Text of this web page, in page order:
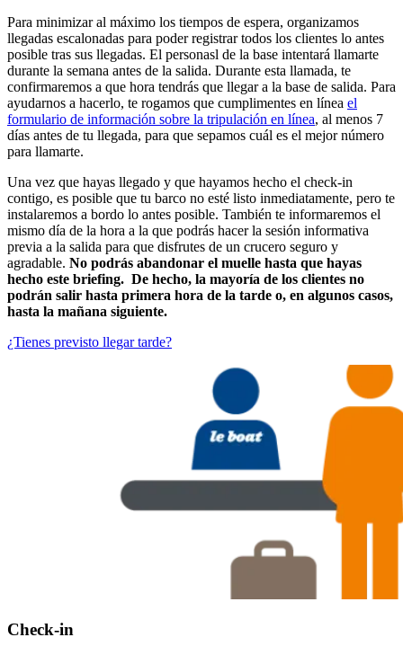
Para minimizar al máximo los tiempos de espera, organizamos
llegadas escalonadas para poder registrar todos los clientes lo antes
posible tras sus llegadas. El personasl de la base intentará llamarte
durante la semana antes de la salida. Durante esta llamada, te
confirmaremos a que hora tendrás que llegar a la base de salida. Para
ayudarnos a hacerlo, te rogamos que cumplimentes en línea el
formulario de información sobre la tripulación en línea, al menos 7
días antes de tu llegada, para que sepamos cuál es el mejor número
para llamarte.
Una vez que hayas llegado y que hayamos hecho el check-in
contigo, es posible que tu barco no esté listo inmediatamente, pero te
instalaremos a bordo lo antes posible. También te informaremos el
mismo día de la hora a la que podrás hacer la sesión informativa
previa a la salida para que disfrutes de un crucero seguro y
agradable. No podrás abandonar el muelle hasta que hayas
hecho este briefing. De hecho, la mayoría de los clientes no
podrán salir hasta primera hora de la tarde o, en algunos casos,
hasta la mañana siguiente.
¿Tienes previsto llegar tarde?
Check-in